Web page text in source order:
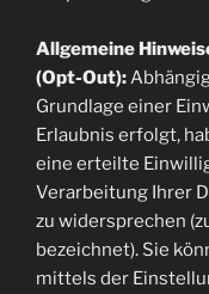
Allgemeine
(Opt-Out):
Grundlage einer
Erlaubnis erfolgt,
eine erteilte
Verarbeitung Ihrer
zu widersprechen
bezeichnet). Sie
mittels der